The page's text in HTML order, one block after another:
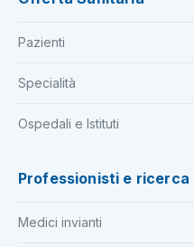
Pazienti
Specialità
Ospedali e Istituti
Professionisti e ricerca
Medici invianti